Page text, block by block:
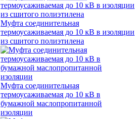
Муфта соединительная
термоусаживаемая до 10 кВ в изоляции
из сшитого полиэтилена
Муфта соединительная
термоусаживаемая до 10 кВ в
бумажной маслопропитанной
изоляции